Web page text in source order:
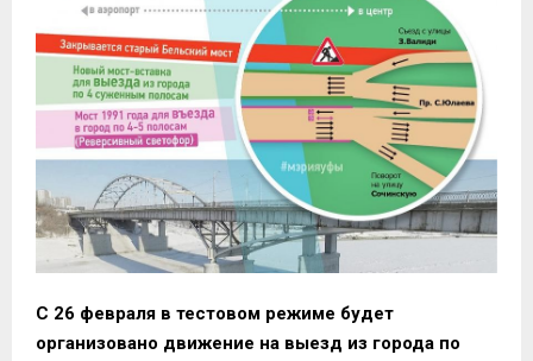
С 26 февраля в тестовом режиме будет
организовано движение на выезд из города по